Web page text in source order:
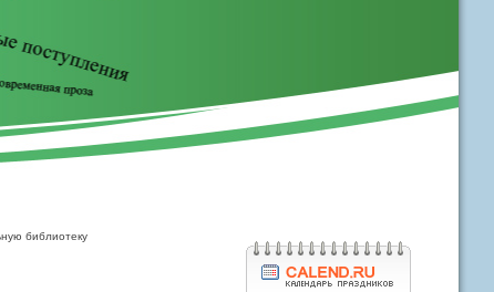
библиотеку